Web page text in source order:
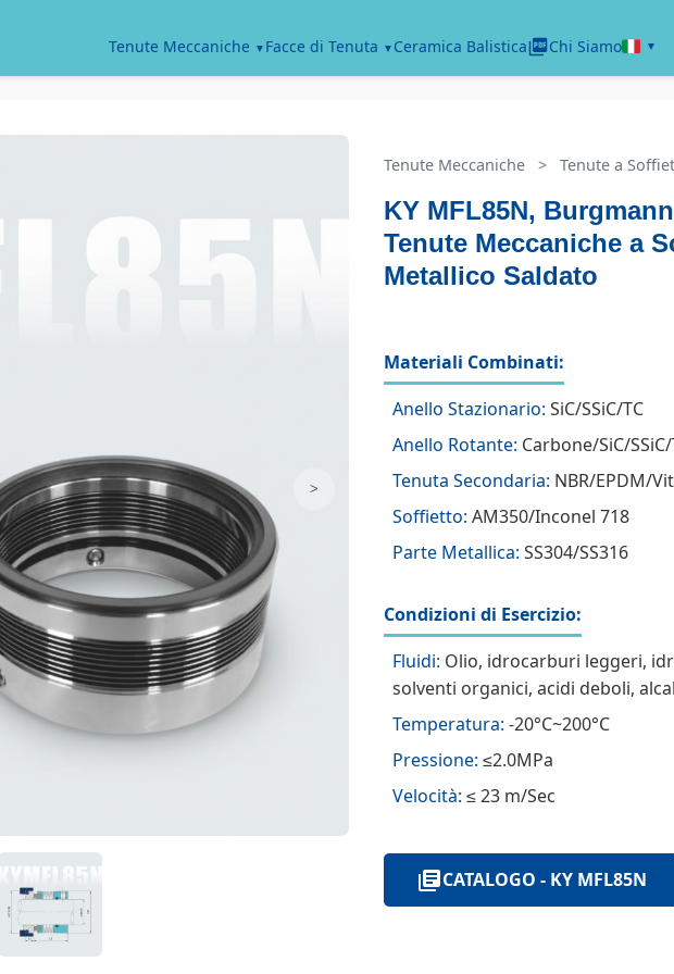
Tenute Meccaniche Facce di Tenuta Ceramica Balistica Chi Siamo
>
Tenute Meccaniche > Tenute a
KY MFL85N,
Tenute Meccaniche a
Metallico Saldato
Materiali Combinati:
Anello Stazionario: SiC/SSiC/TC
Anello Rotante: Carbone/SiC/SSiC/
Tenuta Secondaria: NBR/EPDM/
Soffietto: AM350/Inconel 718
Parte Metallica: SS304/SS316
Condizioni di Esercizio:
Fluidi: Olio, idrocarburi leggeri,
solventi organici, acidi deboli,
Temperatura: -20°C~200°C
Pressione: ≤2.0MPa
Velocità: ≤ 23 m/Sec
CATALOGO - KY MFL85N